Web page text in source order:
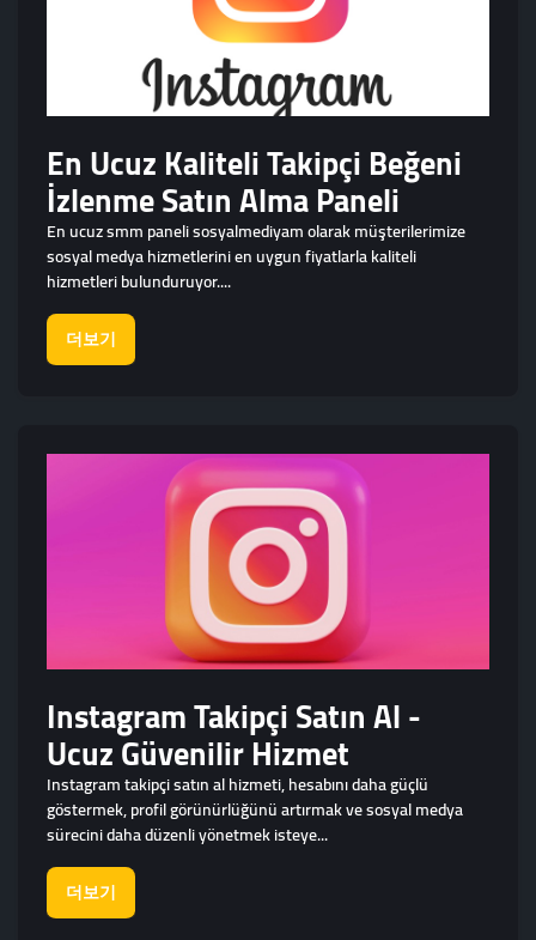
En Ucuz Kaliteli Takipçi Beğeni
İzlenme Satın Alma Paneli
En ucuz smm paneli sosyalmediyam olarak müşterilerimize
sosyal medya hizmetlerini en uygun fiyatlarla kaliteli
hizmetleri bulunduruyor....
더보기
Instagram Takipçi Satın Al -
Ucuz Güvenilir Hizmet
Instagram takipçi satın al hizmeti, hesabını daha güçlü
göstermek, profil görünürlüğünü artırmak ve sosyal medya
sürecini daha düzenli yönetmek isteye...
더보기